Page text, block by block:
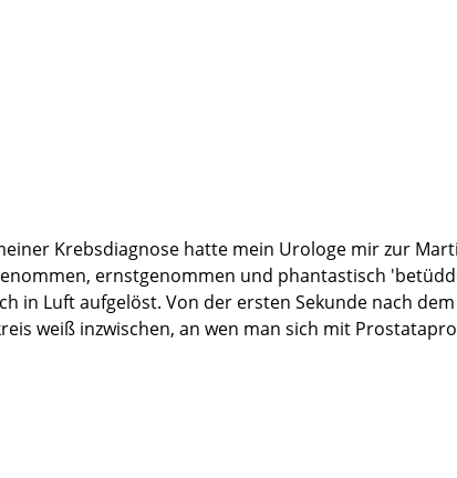
Krebsdiagnose hatte mein Urologe mir zur
ernstgenommen und phantastisch
Luft aufgelöst. Von der ersten Sekunde nach
weiß inzwischen, an wen man sich mit